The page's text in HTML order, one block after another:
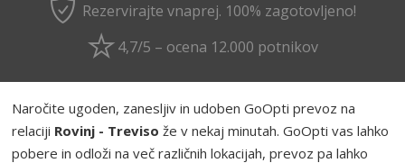
Rezervirajte vnaprej. 100% zagotovljeno!
4,7/5 – ocena 12.000 potnikov
Naročite ugoden, zanesljiv in udoben GoOpti prevoz na
relaciji Rovinj - Treviso že v nekaj minutah. GoOpti vas lahko
pobere in odloži na več različnih lokacijah, prevoz pa lahko